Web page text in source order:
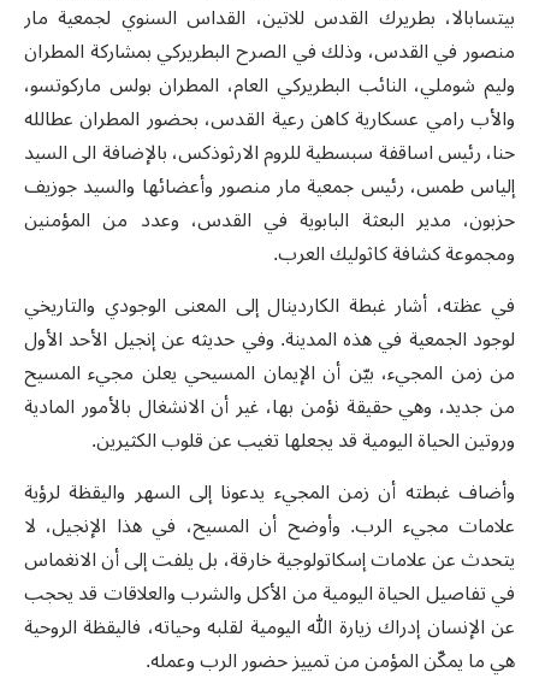
بيتسابالا، بطريرك القدس للاتين، القداس السنوي لجمعية مار
منصور في القدس، وذلك في الصرح البطريركي بمشاركة المطران
وليم شوملي، النائب البطريركي العام، المطران بولس ماركوتسو،
والأب رامي عسكارية كاهن رعية القدس، بحضور المطران عطالله
حنا، رئيس اساقفة سبسطية للروم الارثوذكس، بالإضافة الى السيد
إلياس طمس، رئيس جمعية مار منصور وأعضائها والسيد جوزيف
حزبون، مدير البعثة البابوية في القدس، وعدد من المؤمنين
ومجموعة كشافة كاثوليك العرب.
في عظته، أشار غبطة الكاردينال إلى المعنى الوجودي والتاريخي
لوجود الجمعية في هذه المدينة. وفي حديثه عن إنجيل الأحد الأول
من زمن المجيء، بيّن أن الإيمان المسيحي يعلن مجيء المسيح
من جديد، وهي حقيقة نؤمن بها، غير أن الانشغال بالأمور المادية
وروتين الحياة اليومية قد يجعلها تغيب عن قلوب الكثيرين.
وأضاف غبطته أن زمن المجيء يدعونا إلى السهر واليقظة لرؤية
علامات مجيء الرب. وأوضح أن المسيح، في هذا الإنجيل، لا
يتحدث عن علامات إسكاتولوجية خارقة، بل يلفت إلى أن الانغماس
في تفاصيل الحياة اليومية من الأكل والشرب والعلاقات قد يحجب
عن الإنسان إدراك زيارة الله اليومية لقلبه وحياته، فاليقظة الروحية
هي ما يمكّن المؤمن من تمييز حضور الرب وعمله.